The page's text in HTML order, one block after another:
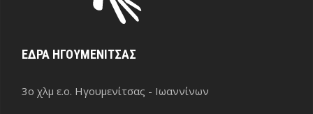
ΕΔΡΑ ΗΓΟΥΜΕΝΙΤΣΑΣ
3ο χλμ ε.ο. Ηγουμενίτσας - Ιωαννίνων